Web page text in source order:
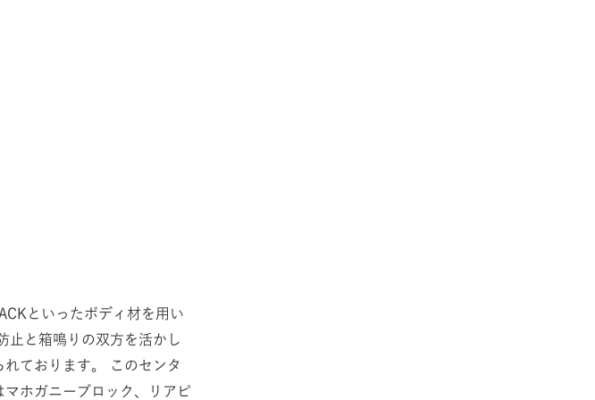
といったボディ材を用い
止と箱鳴りの双方を活かし
ております。 このセンタ
ホガニーブロック、リアピ